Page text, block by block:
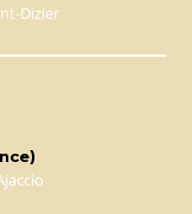
Dizier